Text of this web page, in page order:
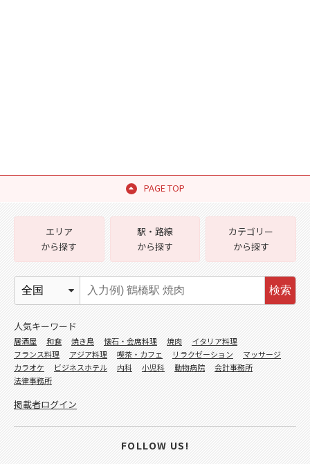
PAGE TOP
エリア
から探す
駅・路線
から探す
カテゴリー
から探す
検索
人気キーワード
居酒屋 和食 焼き鳥 懐石・会席料理 焼肉
イタリア料理
フランス料理
アジア料理 喫茶・カフェ リラクゼーション
マッサージ
カラオケ
ビジネスホテル 内科 小児科 動物病院
会計事務所
法律事務所
掲載者ログイン
FOLLOW US!